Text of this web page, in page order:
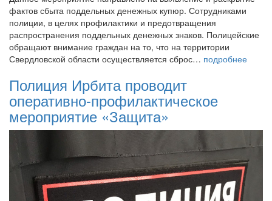
фактов сбыта поддельных денежных купюр. Сотрудниками
полиции, в целях профилактики и предотвращения
распространения поддельных денежных знаков. Полицейские
обращают внимание граждан на то, что на территории
Свердловской области осуществляется сброс… подробнее
Полиция Ирбита проводит
оперативно-профилактическое
мероприятие «Защита»